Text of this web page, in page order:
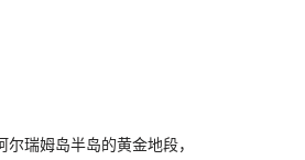
瑞姆岛半岛的黄金地段，